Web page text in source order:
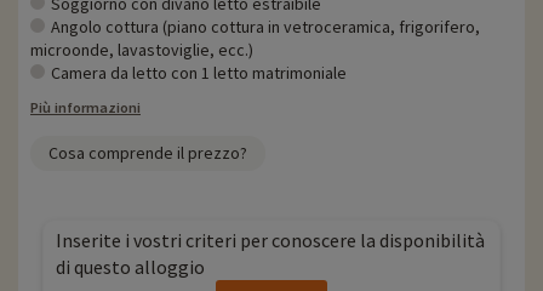
Angolo cottura (piano cottura in vetroceramica, frigorifero,
microonde, lavastoviglie, ecc.)
Camera da letto con 1 letto matrimoniale
Più informazioni
Cosa comprende il prezzo?
Inserite i vostri criteri per conoscere la disponibilità
di questo alloggio